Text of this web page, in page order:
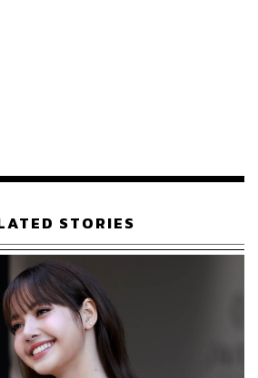
าดว่าธนาคารต่างๆ จะใช้เวลา 3 ปี
อนโควิด-19 ระบาด โดยคาดว่า
ปี 2564, 15% ในปี 2565 และ 18%
กันบ้างนะครับ ต้องบอกว่าหลังจาก
รับขึ้นมาแล้วกว่า 30% ในช่วง 2
คาหุ้นกลุ่มแบงก์มีราคาที่ไม่ถูกแล้ว
STORIES